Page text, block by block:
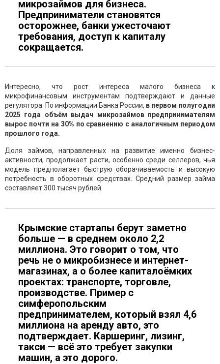
микрозаймов для бизнеса.
Предприниматели становятся
осторожнее, банки ужесточают
требования, доступ к капиталу
сокращается.
Интересно, что рост интереса малого бизнеса к
микрофинансовым инструментам подтверждают и данные
регулятора. По информации Банка России, в первом полугодии
2025 года объём выдач микрозаймов предпринимателям
вырос почти на 30% по сравнению с аналогичным периодом
прошлого года.
Доля займов, направленных на развитие именно бизнес-
активности, продолжает расти, особенно среди селлеров, чья
модель предполагает быструю оборачиваемость и высокую
потребность в оборотных средствах. Средний размер займа
составляет 300 тысяч рублей.
Крымские стартапы берут заметно
больше — в среднем около 2,2
миллиона. Это говорит о том, что
речь не о микробизнесе и интернет-
магазинах, а о более капиталоёмких
проектах: транспорте, торговле,
производстве. Пример с
симферопольским
предпринимателем, который взял 4,6
миллиона на аренду авто, это
подтверждает. Каршеринг, лизинг,
такси — всё это требует закупки
машин, а это дорого.